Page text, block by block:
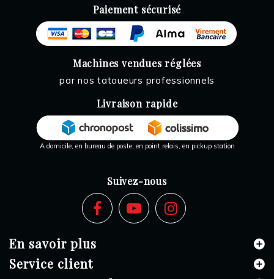
Paiement sécurisé
Machines vendues réglées
par nos tatoueurs professionnels
Livraison rapide
A domicile, en bureau de poste, en point relais, en pickup station
Suivez-nous
En savoir plus
Service client